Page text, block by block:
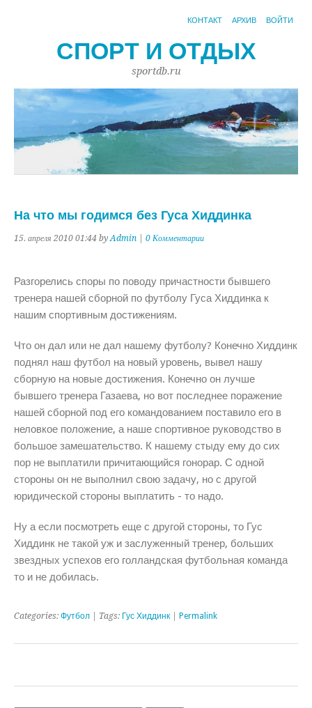
КОНТАКТ АРХИВ ВОЙТИ
СПОРТ И ОТДЫХ
sportdb.ru
На что мы годимся без Гуса Хиддинка
15. апреля 2010 01:44 byAdmin 0 Комментарии
Разгорелись споры по поводу причастности бывшего
тренера нашей сборной по футболу Гуса Хиддинка к
нашим спортивным достижениям.
Что он дал или не дал нашему футболу? Конечно Хиддинк
поднял наш футбол на новый уровень, вывел нашу
сборную на новые достижения. Конечно он лучше
бывшего тренера Газаева, но вот последнее поражение
нашей сборной под его командованием поставило его в
неловкое положение, а наше спортивное руководство в
большое замешательство. К нашему стыду ему до сих
пор не выплатили причитающийся гонорар. С одной
стороны он не выполнил свою задачу, но с другой
юридической стороны выплатить - то надо.
Ну а если посмотреть еще с другой стороны, то Гус
Хиддинк не такой уж и заслуженный тренер, больших
звездных успехов его голландская футбольная команда
то и не добилась.
Categories: Футбол | Tags: Гус Хиддинк Permalink